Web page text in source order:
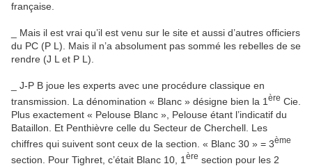
française.
_ Mais il est vrai qu’il est venu sur le site et aussi d’autres officiers
du PC (P L). Mais il n’a absolument pas sommé les rebelles de se
rendre (J L et P L).
_ J-P B joue les experts avec une procédure classique en
transmission. La dénomination « Blanc » désigne bien la 1 ère Cie.
Plus exactement « Pelouse Blanc », Pelouse étant l’indicatif du
Bataillon. Et Penthièvre celle du Secteur de Cherchell. Les
chiffres qui suivent sont ceux de la section. « Blanc 30 » = 3ème
section. Pour Tighret, c’était Blanc 10, 1 ère section pour les 2